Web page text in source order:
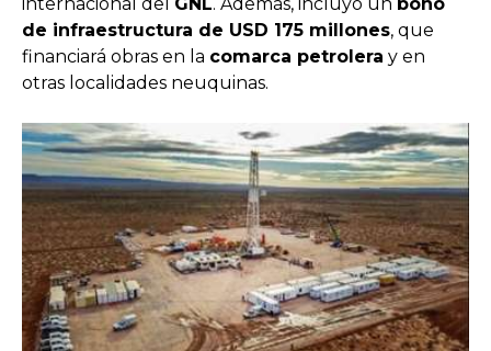
de infraestructura de USD 175 millones, que
financiará obras en la comarca petrolera y en
otras localidades neuquinas.